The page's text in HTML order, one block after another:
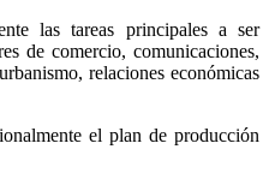
las tareas principales a ser
de comercio, comunicaciones,
relaciones económicas
el plan de producción